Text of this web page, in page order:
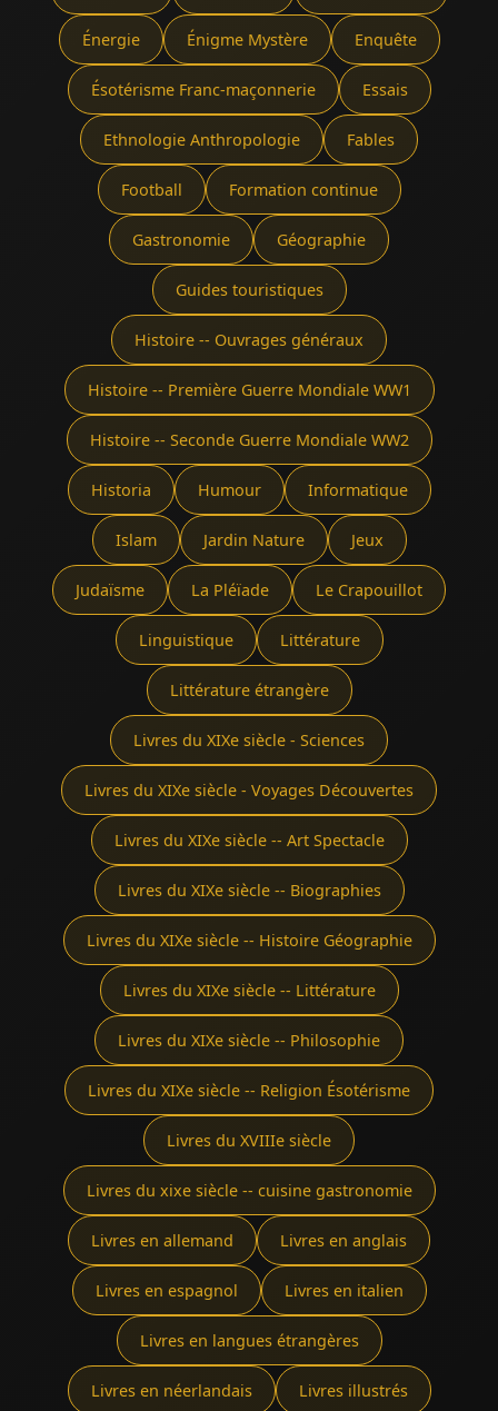
Énergie Énigme Mystère Enquête
Ésotérisme Franc-maçonnerie Essais
Ethnologie Anthropologie Fables
Football Formation continue
Gastronomie Géographie
Guides touristiques
Histoire -- Ouvrages généraux
Histoire -- Première Guerre Mondiale WW1
Histoire -- Seconde Guerre Mondiale WW2
Historia Humour Informatique
Islam Jardin Nature Jeux
Judaïsme La Pléïade Le Crapouillot
Linguistique Littérature
Littérature étrangère
Livres du XIXe siècle - Sciences
Livres du XIXe siècle - Voyages Découvertes
Livres du XIXe siècle -- Art Spectacle
Livres du XIXe siècle -- Biographies
Livres du XIXe siècle -- Histoire Géographie
Livres du XIXe siècle -- Littérature
Livres du XIXe siècle -- Philosophie
Livres du XIXe siècle -- Religion Ésotérisme
Livres du XVIIIe siècle
Livres du xixe siècle -- cuisine gastronomie
Livres en allemand Livres en anglais
Livres en espagnol Livres en italien
Livres en langues étrangères
Livres en néerlandais Livres illustrés